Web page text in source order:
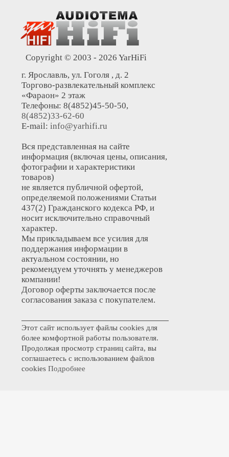
Copyright © 2003 - 2026 YarHiFi
г. Ярославль, ул. Гоголя , д. 2
Торгово-развлекательный комплекс
«Фараон» 2 этаж
Телефоны: 8(4852)45-50-50,
8(4852)33-62-60
E-mail: info@yarhifi.ru
Вся представленная на сайте
информация (включая цены, описания,
фотографии и характеристики
товаров)
не является публичной офертой,
определяемой положениями Статьи
437(2) Гражданского кодекса РФ, и
носит исключительно справочный
характер.
Мы прикладываем все усилия для
поддержания информации в
актуальном состоянии, но
рекомендуем уточнять у менеджеров
компании!
Договор оферты заключается после
согласования заказа с покупателем.
Этот сайт использует файлы cookies для
более комфортной работы пользователя.
Продолжая просмотр страниц сайта, вы
соглашаетесь с использованием файлов
cookies Подробнее